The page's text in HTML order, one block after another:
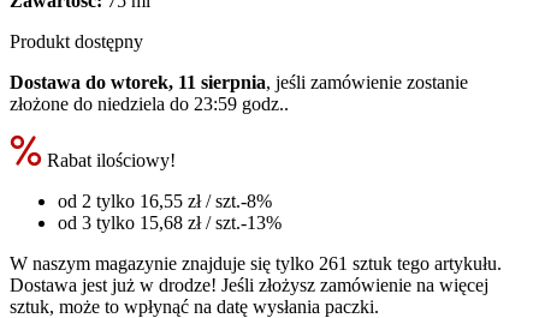
Produkt dostępny
Dostawa do wtorek, 11 sierpnia, jeśli zamówienie zostanie
złożone do niedziela do 23:59 godz..
Rabat ilościowy!
od 2 tylko 16,55 zł/ szt.-8%
od 3 tylko 15,68 zł/ szt.-13%
W naszym magazynie znajduje się tylko 261 sztuk tego artykułu.
Dostawa jest już w drodze! Jeśli złożysz zamówienie na więcej
sztuk, może to wpłynąć na datę wysłania paczki.